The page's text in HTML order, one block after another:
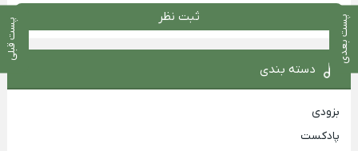
پست بعدی پست قبلی ثبت نظر
دسته بندی
بزودی
پادکست